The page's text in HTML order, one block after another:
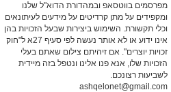
להורדת האפליקציה לחצו כאן
מפרסמים בווטסאפ ובמהדורת הדוא"ל שלנו
ומקפידים על מתן קרדיטים על מידעים לעיתונאים
וכלי תקשורת. השימוש ביצירות שבעל הזכויות בהן
אינו ידוע או לא אותר נעשה לפי סעיף 27א ל"חוק
זכויות יוצרים". אם זיהיתם צילום שאתם בעלי
הזכויות שלו, אנא פנו אלינו ונטפל בזה מיידית
לשביעות רצונכם.
ashqelonet@gmail.com